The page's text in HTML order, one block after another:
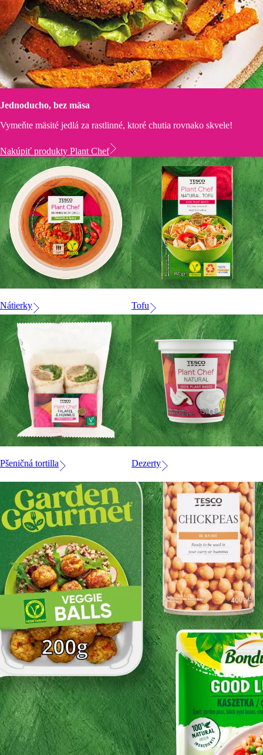
Jednoducho, bez mäsa
Vymeňte mäsité jedlá za rastlinné, ktoré chutia rovnako skvele!
Nakúpiť produkty Plant Chef
Nátierky Tofu
Pšeničná tortilla Dezerty